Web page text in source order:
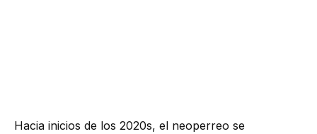
Hacia inicios de los 2020s, el neoperreo se